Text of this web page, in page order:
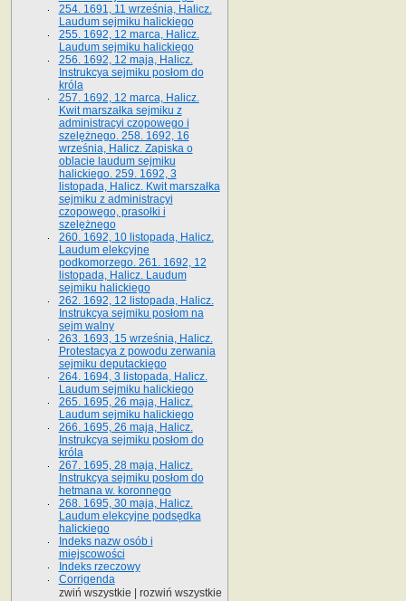
254. 1691, 11 września, Halicz.
Laudum sejmiku halickiego
255. 1692, 12 marca, Halicz.
Laudum sejmiku halickiego
256. 1692, 12 maja, Halicz.
Instrukcya sejmiku posłom do
króla
257. 1692, 12 marca, Halicz.
Kwit marszałka sejmiku z
administracyi czopowego i
szelężnego. 258. 1692, 16
września, Halicz. Zapiska o
oblacie laudum sejmiku
halickiego. 259. 1692, 3
listopada, Halicz. Kwit marszałka
sejmiku z administracyi
czopowego, prasołki i
szelężnego
260. 1692, 10 listopada, Halicz.
Laudum elekcyjne
podkomorzego. 261. 1692, 12
listopada, Halicz. Laudum
sejmiku halickiego
262. 1692, 12 listopada, Halicz.
Instrukcya sejmiku posłom na
sejm walny
263. 1693, 15 września, Halicz.
Protestacya z powodu zerwania
sejmiku deputackiego
264. 1694, 3 listopada, Halicz.
Laudum sejmiku halickiego
265. 1695, 26 maja, Halicz.
Laudum sejmiku halickiego
266. 1695, 26 maja, Halicz.
Instrukcya sejmiku posłom do
króla
267. 1695, 28 maja, Halicz.
Instrukcya sejmiku posłom do
hetmana w. koronnego
268. 1695, 30 maja, Halicz.
Laudum elekcyjne podsędka
halickiego
Indeks nazw osób i
miejscowości
Indeks rzeczowy
Corrigenda
zwiń wszystkie
rozwiń wszystkie